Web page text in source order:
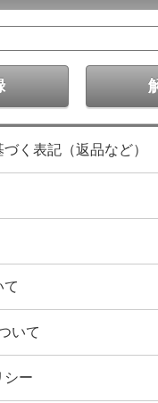
く表記（返品など）
て
いて
シー